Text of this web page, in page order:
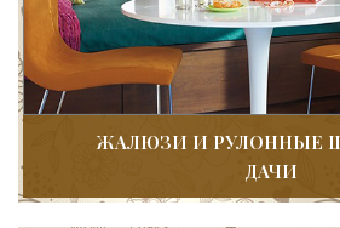
ЖАЛЮЗИ И РУЛОННЫЕ
ДАЧИ